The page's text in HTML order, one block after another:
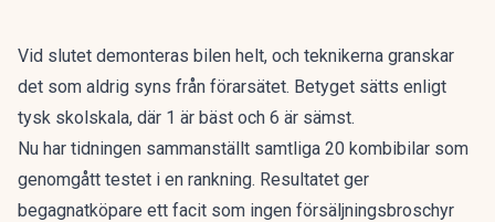
Vid slutet demonteras bilen helt, och teknikerna granskar
det som aldrig syns från förarsätet. Betyget sätts enligt
tysk skolskala, där 1 är bäst och 6 är sämst.
Nu har tidningen sammanställt samtliga 20 kombibilar som
genomgått testet i en rankning. Resultatet ger
begagnatköpare ett facit som ingen försäljningsbroschyr